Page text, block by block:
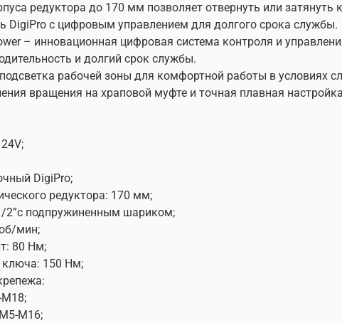
редуктора до 170 мм позволяет отвернуть или
DigiPro с цифровым управлением для долгого срока службы.
– инновационная цифровая система контроля и
и долгий срок службы.
рабочей зоны для комфортной работы в условиях
вращения на храповой муфте и точная плавная
DigiPro;
редуктора: 170 мм;
2”с подпружиненным шариком;
мин;
80 Нм;
ключа: 150 Нм;
М18;
М16;